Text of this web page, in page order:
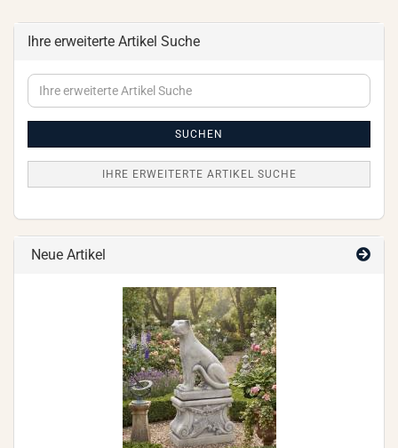
Ihre erweiterte Artikel Suche
Ihre
erweiterte
SUCHEN
IHRE ERWEITERTE ARTIKEL SUCHE
Neue Artikel